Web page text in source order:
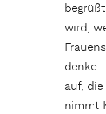
wird,
denke
auf,
nimmt